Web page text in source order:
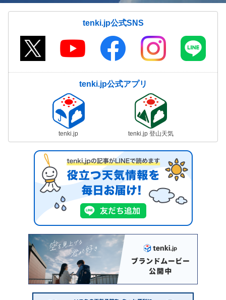
tenki.jp公式SNS
tenki.jp公式アプリ
tenki.jp tenki.jp 登山天気